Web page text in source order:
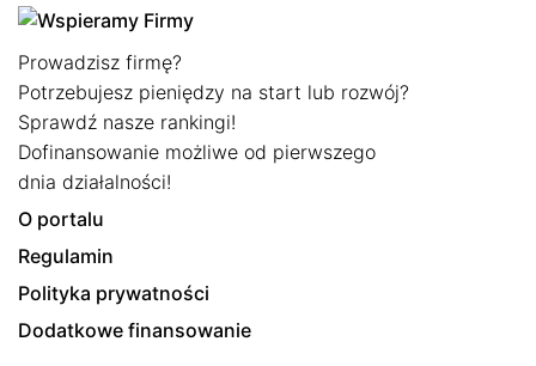
Prowadzisz firmę?
Potrzebujesz pieniędzy na start lub rozwój?
Sprawdź nasze rankingi!
Dofinansowanie możliwe od pierwszego
dnia działalności!
O portalu
Regulamin
Polityka prywatności
Dodatkowe finansowanie